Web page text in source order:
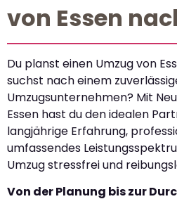
von Essen
Du planst einen Umzug von
suchst nach einem
Umzugsunternehmen? Mit
Essen hast du den idealen
langjährige Erfahrung,
umfassendes
Umzug stressfrei und
Von der Planung bis zur